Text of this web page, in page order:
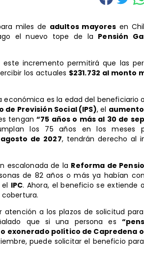
miles de adultos mayores en
el nuevo tope de la Pensión
incremento permitirá que las
los actuales $231.732 al monto
es la edad del beneficiario
de Previsión Social (IPS), el aumento
tengan“75 años o más al 30 de
los 75 años en los meses
de 2027, tendrán derecho al
escalonada de la Reforma de
de 82 años o más ya habían
IPC. Ahora, el beneficio se extiende
atención a los plazos de solicitud
que si una persona es
exonerado político de Capredena
puede solicitar el beneficio